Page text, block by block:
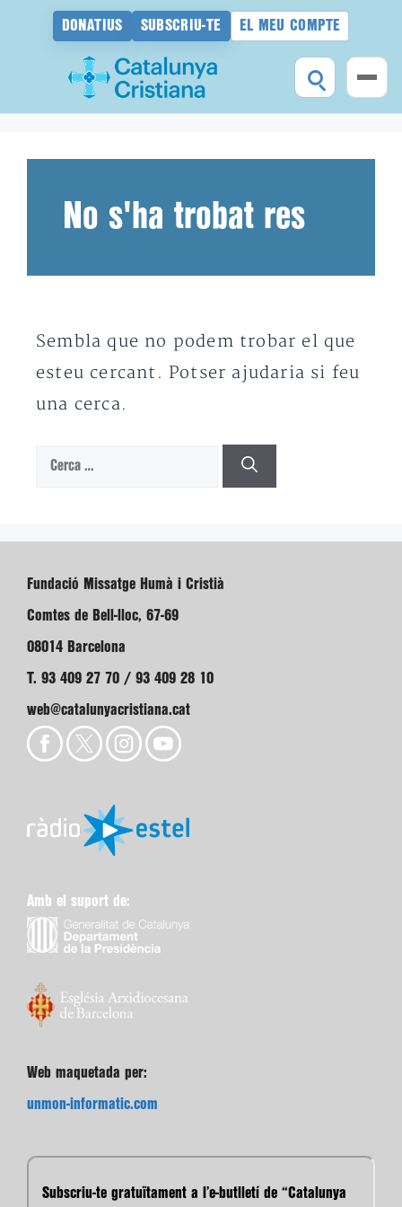
DONATIUS SUBSCRIU-TE EL MEU COMPTE
No s'ha trobat res
Sembla que no podem trobar el que
esteu cercant. Potser ajudaria si feu
una cerca.
Cerca:
Fundació Missatge Humà i Cristià
Comtes de Bell-lloc, 67-69
08014 Barcelona
T. 93 409 27 70 / 93 409 28 10
web@catalunyacristiana.cat
Amb el suport de:
Web maquetada per:
unmon-informatic.com
Subscriu-te gratuïtament a l’e-butlletí de “Catalunya